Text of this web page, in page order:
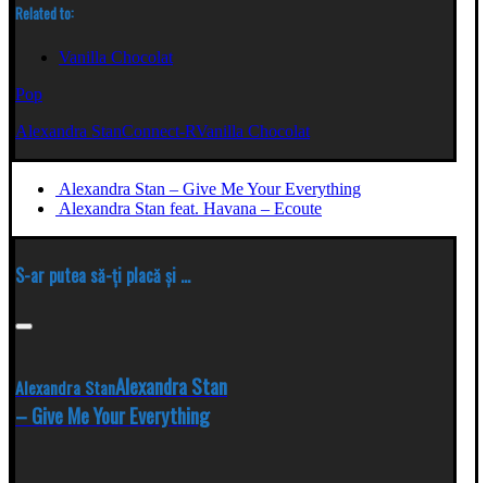
Related to:
Vanilla Chocolat
Pop
Alexandra StanConnect-RVanilla Chocolat
Alexandra Stan – Give Me Your Everything
Alexandra Stan feat. Havana – Ecoute
S-ar putea să-ți placă și ...
Alexandra StanAlexandra Stan
– Give Me Your Everything